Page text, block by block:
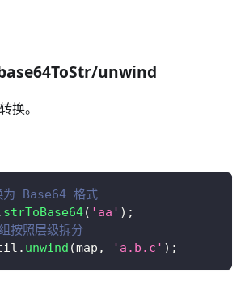
unwind
换。
Base64 格式
strToBase64( 'aa' ) ;
照层级拆分
. unwind (map , 'a.b.c' ) ;